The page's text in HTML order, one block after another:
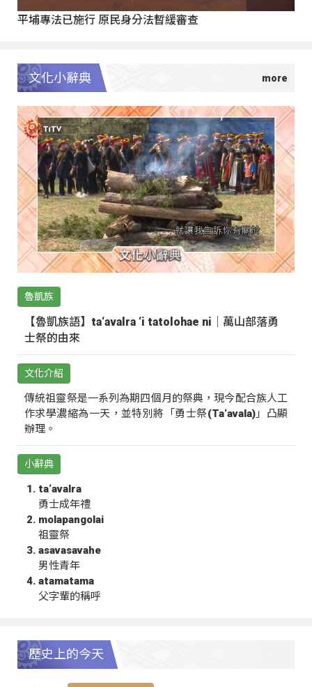
平埔專法已施行 原民身分法暫緩審查
文化小辭典
魯凱族
【魯凱族語】ta‘avalra ‘i tatolohae ni｜萬山部落勇
士祭的由來
文化介紹
傳統祖靈祭是一系列為期四個月的祭典，現今配合族人工
作求學濃縮為一天，並特別將「勇士祭(Ta‘avala)」凸顯
辦理。
小辭典
ta‘avalra
勇士成年禮
molapangolai
祖靈祭
asavasavahe
男性青年
atamatama
父字輩的稱呼
歷史上的今天